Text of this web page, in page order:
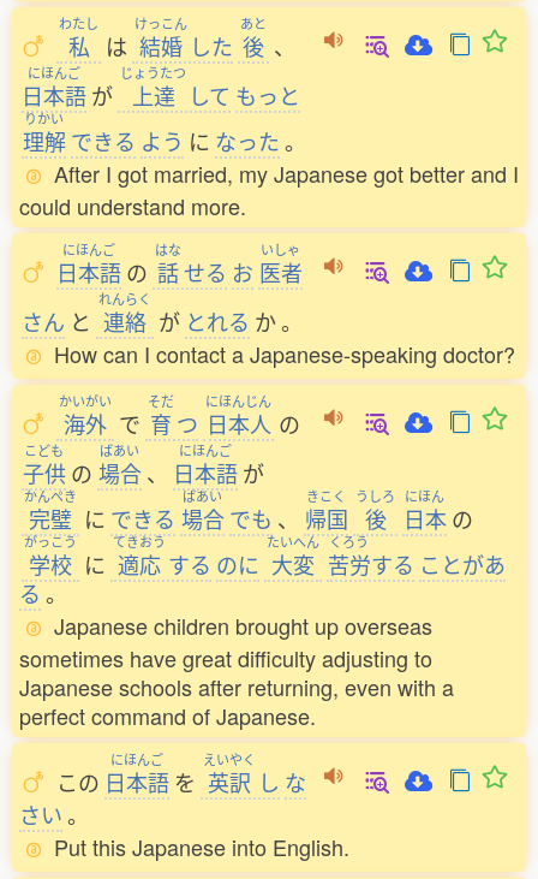
わたし
私 は
けっこん
結婚 した
あと
後 、
にほんご
日本語が
じょうたつ
上達 して もっと
りかい
理解 できる よう に なった。
After I got married, my Japanese got better and I
could understand more.
にほんご
日本語の
はな
話せる お
いしゃ
医者
さん と
れんらく
連絡 が とれる か。
How can I contact a Japanese-speaking doctor?
かいがい
海外 で
そだ
育 つ
にほんじん
日本人 の
こども
子供 の
ばあい
場合 、
にほんご
日本語が
かんぺき
完璧 に できる
ばあい
場合 でも 、
きこく
帰国
うしろ
後
にほん
日本 の
がっこう
学校 に
てきおう
適応 する のに
たいへん
大変
くろう
苦労する ことがあ
る 。
Japanese children brought up overseas
sometimes have great difficulty adjusting to
Japanese schools after returning, even with a
perfect command of Japanese.
この
にほんご
日本語 を
えいやく
英訳 し な
さい。
Put this Japanese into English.